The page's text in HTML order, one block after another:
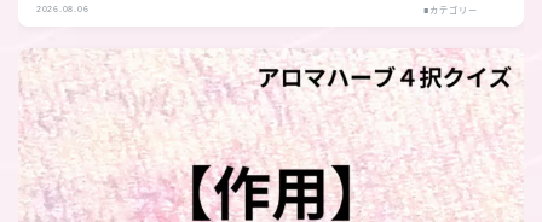
2026.08.06 ■カテゴリー